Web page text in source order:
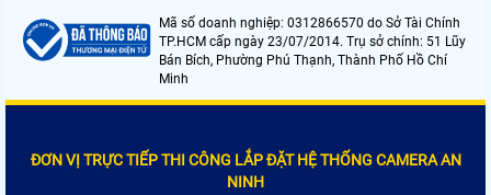
Mã số doanh nghiệp: 0312866570 do Sở Tài Chính
TP.HCM cấp ngày 23/07/2014. Trụ sở chính: 51 Lũy
Bán Bích, Phường Phú Thạnh, Thành Phố Hồ Chí
Minh
ĐƠN VỊ TRỰC TIẾP THI CÔNG LẮP ĐẶT HỆ THỐNG CAMERA AN
NINH